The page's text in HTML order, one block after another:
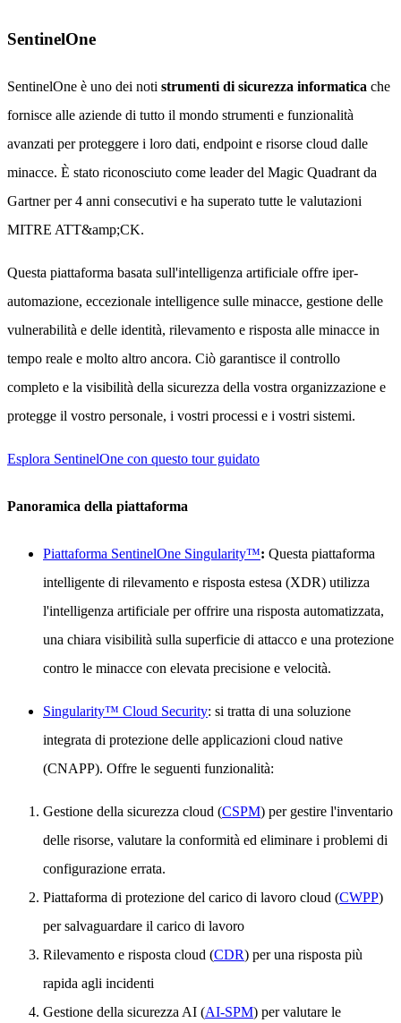
SentinelOne
SentinelOne è uno dei noti strumenti di sicurezza informatica che
fornisce alle aziende di tutto il mondo strumenti e funzionalità
avanzati per proteggere i loro dati, endpoint e risorse cloud dalle
minacce. È stato riconosciuto come leader del Magic Quadrant da
Gartner per 4 anni consecutivi e ha superato tutte le valutazioni
MITRE ATT&amp;CK.
Questa piattaforma basata sull'intelligenza artificiale offre iper-
automazione, eccezionale intelligence sulle minacce, gestione delle
vulnerabilità e delle identità, rilevamento e risposta alle minacce in
tempo reale e molto altro ancora. Ciò garantisce il controllo
completo e la visibilità della sicurezza della vostra organizzazione e
protegge il vostro personale, i vostri processi e i vostri sistemi.
Esplora SentinelOne con questo tour guidato
Panoramica della piattaforma
Piattaforma SentinelOne Singularity™: Questa piattaforma
intelligente di rilevamento e risposta estesa (XDR) utilizza
l'intelligenza artificiale per offrire una risposta automatizzata,
una chiara visibilità sulla superficie di attacco e una protezione
contro le minacce con elevata precisione e velocità.
Singularity™ Cloud Security: si tratta di una soluzione
integrata di protezione delle applicazioni cloud native
(CNAPP). Offre le seguenti funzionalità:
Gestione della sicurezza cloud (CSPM) per gestire l'inventario
delle risorse, valutare la conformità ed eliminare i problemi di
configurazione errata.
Piattaforma di protezione del carico di lavoro cloud (CWPP)
per salvaguardare il carico di lavoro
Rilevamento e risposta cloud (CDR) per una risposta più
rapida agli incidenti
Gestione della sicurezza AI (AI-SPM) per valutare le